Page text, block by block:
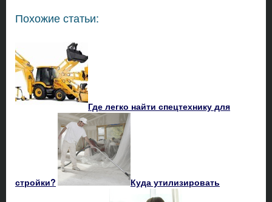
Похожие статьи:
Где легко найти спецтехнику для
стройки? Куда утилизировать